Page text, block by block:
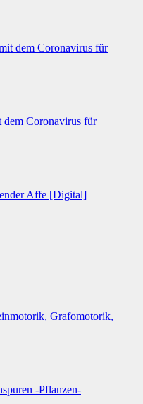
Coronavirus für
-Pflanzen-